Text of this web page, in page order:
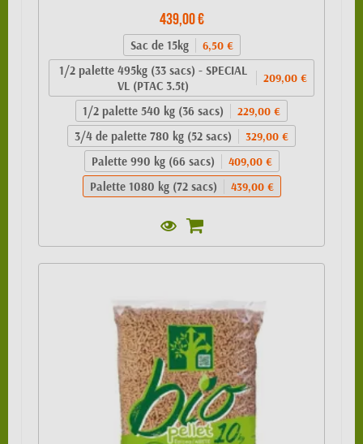
439,00 €
Sac de 15kg 6,50 €
1/2 palette 495kg (33 sacs) - SPECIAL
VL (PTAC 3.5t)
209,00 €
1/2 palette 540 kg (36 sacs) 229,00 €
3/4 de palette 780 kg (52 sacs) 329,00 €
Palette 990 kg (66 sacs) 409,00 €
Palette 1080 kg (72 sacs) 439,00 €